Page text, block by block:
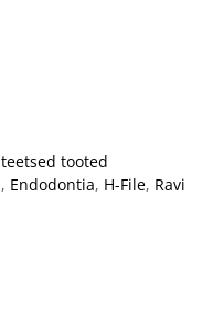
tooted
, Endodontia, H-File, Ravi